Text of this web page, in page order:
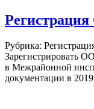
Рубрика:
Зарегистрировать
в Межрайонной
документации в